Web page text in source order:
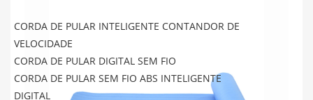
CORDA DE PULAR INTELIGENTE CONTANDOR DE
VELOCIDADE
CORDA DE PULAR DIGITAL SEM FIO
CORDA DE PULAR SEM FIO ABS INTELIGENTE
DIGITAL